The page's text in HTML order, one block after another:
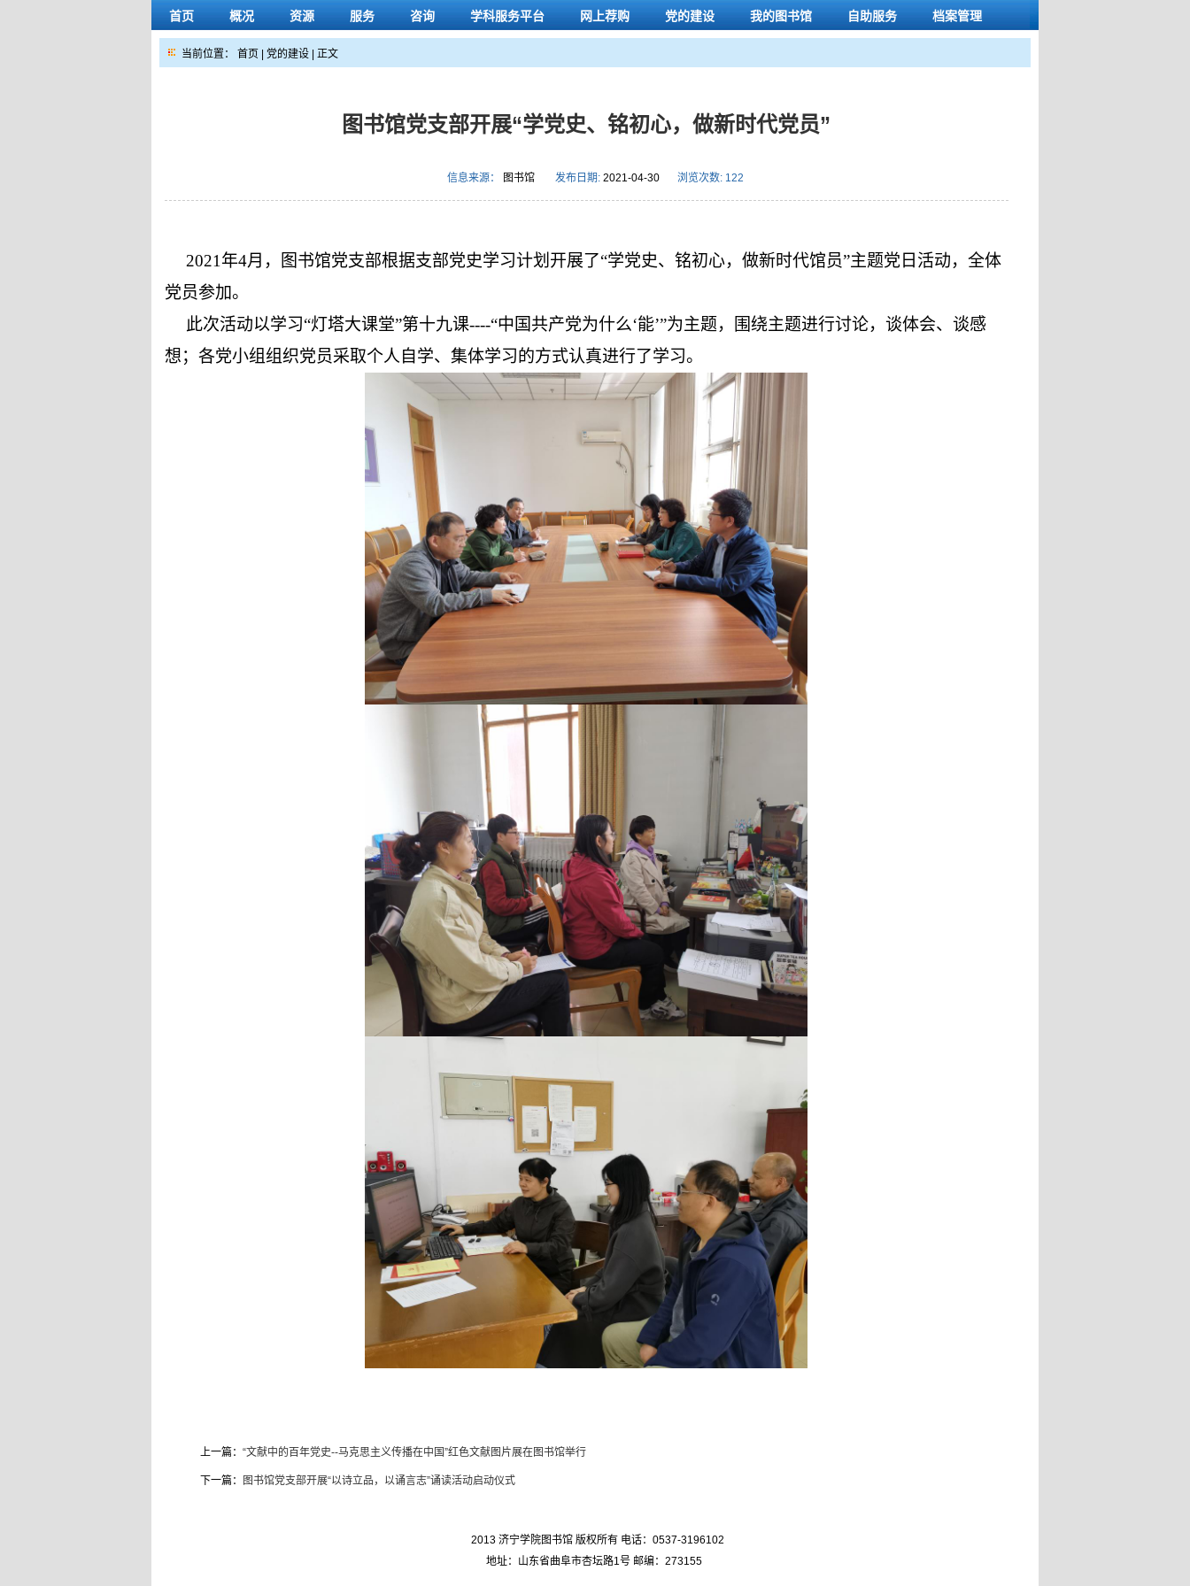
首页 概况 资源 服务 咨询 学科服务平台 网上荐购 党的建设 我的图书馆 自助服务 档案管理
当前位置： 首页 党的建设 | 正文
图书馆党支部开展“学党史、铭初心，做新时代党员”
信息来源： 图书馆 发布日期: 2021-04-30 浏览次数: 122
2021 年4月，图书馆党支部根据支部党史学习计划开展了“学党史、铭初心，做新时代馆员”主题党日活动，全体
党员参加。
此次活动以学习“灯塔大课堂”第十九课----“中国共产党为什么‘能’”为主题，围绕主题进行讨论，谈体会、谈感
想；各党小组组织党员采取个人自学、集体学习的方式认真进行了学习。
上一篇： “文献中的百年党史--马克思主义传播在中国”红色文献图片展在图书馆举行
下一篇： 图书馆党支部开展“以诗立品，以诵言志”诵读活动启动仪式
2013 济宁学院图书馆 版权所有 电话：0537-3196102
地址：山东省曲阜市杏坛路1号 邮编：273155